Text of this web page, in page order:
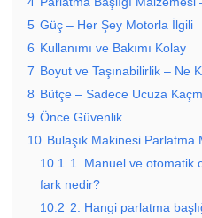
5 Güç – Her Şey Motorla İlgili
6 Kullanımı ve Bakımı Kolay
7 Boyut ve Taşınabilirlik – Ne
8 Bütçe – Sadece Ucuza
9 Önce Güvenlik
10 Bulaşık Makinesi Parlatma
10.1
1. Manuel ve otomatik
fark nedir?
10.2 2. Hangi parlatma